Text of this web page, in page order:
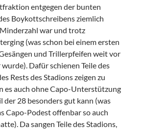
entgegen der bunten
Boykottschreibens ziemlich
war und trotz
(was schon bei einem ersten
und Trillerpfeifen weit vor
Dafür schienen Teile des
Rests des Stadions zeigen zu
es auch ohne Capo-Unterstützung
der 28 besonders gut kann (was
Capo-Podest offenbar so auch
Da sangen Teile des Stadions,